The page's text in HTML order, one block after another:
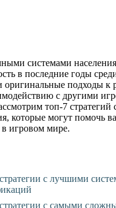
системами
в последние годы
оригинальные подходы к
с другими
топ-7
которые могут помочь
игровом мире.
с лучшими
с самыми